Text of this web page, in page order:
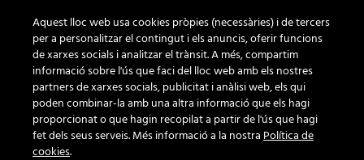
Sinoptia
Spinta
Thyssen
Virgite
Vivir en
democracia
(+34) 972
822 503
info@dosis.studio
Aquest lloc web usa cookies pròpies (necessàries) i de tercers
per a personalitzar el contingut i els anuncis, oferir funcions
de xarxes socials i analitzar el trànsit. A més, compartim
informació sobre l'ús que faci del lloc web amb els nostres
partners de xarxes socials, publicitat i anàlisi web, els qui
poden combinar-la amb una altra informació que els hagi
proporcionat o que hagin recopilat a partir de l'ús que hagi
fet dels seus serveis. Més informació a la nostraPolítica de
cookies.